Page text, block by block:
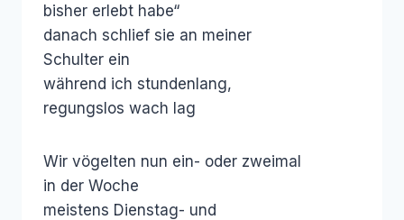
bisher erlebt habe“
danach schlief sie an meiner
Schulter ein
während ich stundenlang,
regungslos wach lag
Wir vögelten nun ein- oder zweimal
in der Woche
meistens Dienstag- und